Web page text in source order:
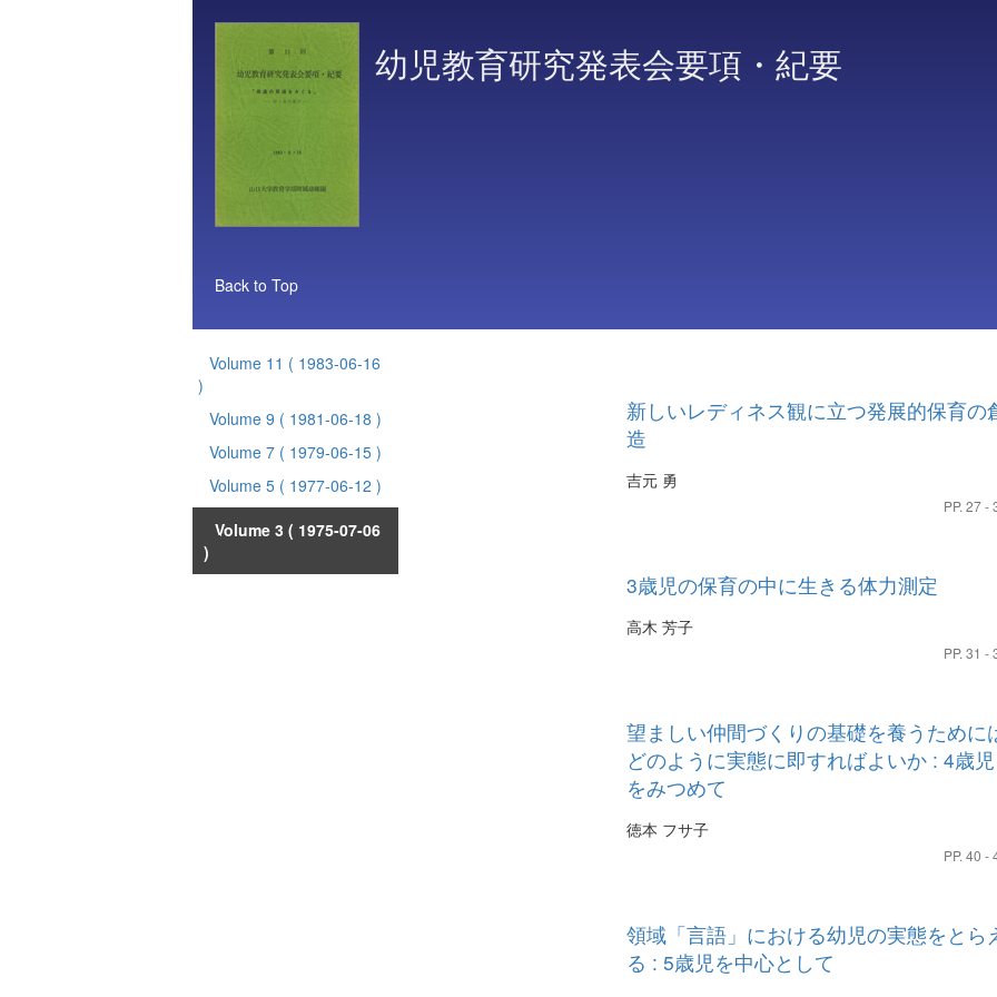
幼児教育研究発表会要項・紀要
Back to Top
Volume 11 ( 1983-06-16
)
Volume 9 ( 1981-06-18 )
Volume 7 ( 1979-06-15 )
Volume 5 ( 1977-06-12 )
Volume 3 ( 1975-07-06
)
新しいレディネス観に立つ発展的保育の
造
吉元 勇
PP. 27 -
3歳児の保育の中に生きる体力測定
高木 芳子
PP. 31 -
望ましい仲間づくりの基礎を養うために
どのように実態に即すればよいか : 4歳児
をみつめて
徳本 フサ子
PP. 40 -
領域「言語」における幼児の実態をとら
る : 5歳児を中心として